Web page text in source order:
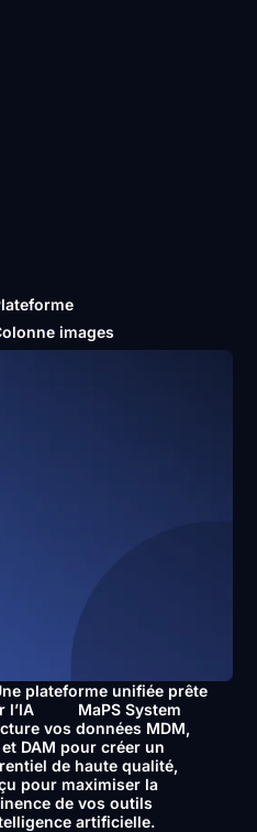
images
plateforme unifiée prête
l’IA
MaPS System
vos données MDM,
et DAM pour créer un
de haute qualité,
pour maximiser la
de vos outils
artificielle.